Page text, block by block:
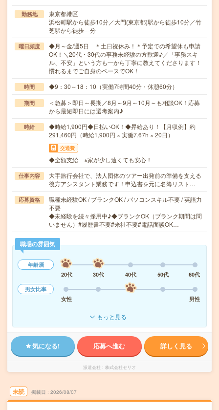
勤務地
東京都港区
浜松町駅から徒歩10分／大門(東京都)駅から徒歩10分／竹
芝駅から徒歩---分
曜日頻度
◆月～金/週5日 ＊土日祝休み！＊予定での希望休も申請
OK！＼20代・30代の事務未経験の方歓迎♪／「事務スキ
ル、不安」という方も一から丁寧に教えてくださります！
慣れるまでご自身のペースでOK！
時間 ◆9：30～18：10（実働7時間40分・休憩60分）
期間
＜急募＞即日～長期／8月～9月～10月～も相談OK！応募
から最短即日には選考案内♪
時給
◆時給1,900円◆日払いOK！◆昇給あり！【月収例】約
291,460円（時給1,900円 × 実働7.67h × 20日）
交通費
◆全額支給 ※家が少し遠くても安心！
仕事内容
大手旅行会社で、法人団体のツアー出発前の準備を支える
後方アシスタント業務です！申込書を元に名簿リスト…
応募資格
職種未経験OK / ブランクOK / パソコンスキル不要 / 英語力
不要
◆未経験を続々採用中♪◆ブランクOK（ブランク期間は問
いません）#履歴書不要#来社不要#電話面談OK…
職場の雰囲気
年齢層
20代
30代 40代 50代
60代
男女比率
女性
男性
もっと見る
気になる! 応募へ進む 詳しく見る
派遣会社 株式会社セリオ
未読 掲載日 2026/08/07